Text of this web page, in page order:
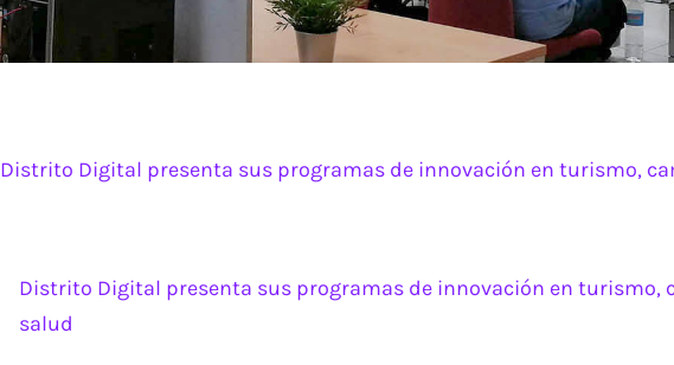
Distrito Digital presenta sus programas de innovación en turismo,
Distrito Digital presenta sus programas de innovación en turismo,
salud